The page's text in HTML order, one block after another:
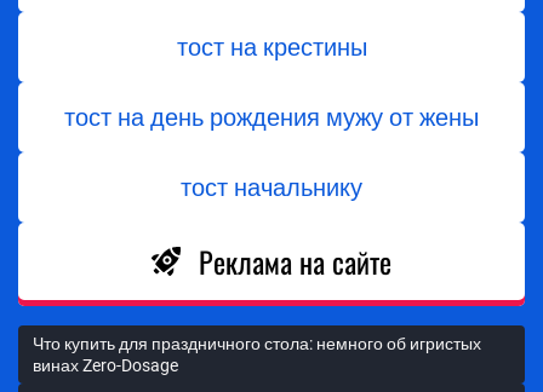
тост на крестины
тост на день рождения мужу от жены
тост начальнику
Реклама на сайте
Что купить для праздничного стола: немного об игристых
винах Zero-Dosage